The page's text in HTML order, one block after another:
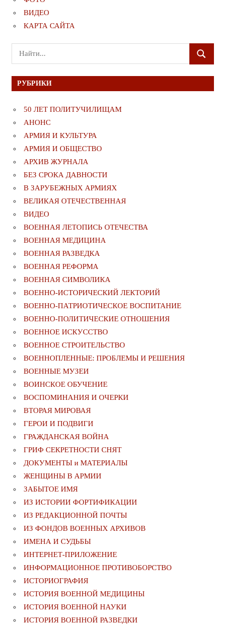
ВИДЕО
КАРТА САЙТА
Поиск
для:
ПОИСК
РУБРИКИ
50 ЛЕТ ПОЛИТУЧИЛИЩАМ
АНОНС
АРМИЯ И КУЛЬТУРА
АРМИЯ И ОБЩЕСТВО
АРХИВ ЖУРНАЛА
БЕЗ СРОКА ДАВНОСТИ
В ЗАРУБЕЖНЫХ АРМИЯХ
ВЕЛИКАЯ ОТЕЧЕСТВЕННАЯ
ВИДЕО
ВОЕННАЯ ЛЕТОПИСЬ ОТЕЧЕСТВА
ВОЕННАЯ МЕДИЦИНА
ВОЕННАЯ РАЗВЕДКА
ВОЕННАЯ РЕФОРМА
ВОЕННАЯ СИМВОЛИКА
ВОЕННО-ИСТОРИЧЕСКИЙ ЛЕКТОРИЙ
ВОЕННО-ПАТРИОТИЧЕСКОЕ ВОСПИТАНИЕ
ВОЕННО-ПОЛИТИЧЕСКИE ОТНОШЕНИЯ
ВОЕННОЕ ИСКУССТВО
ВОЕННОЕ СТРОИТЕЛЬСТВО
ВОЕННОПЛЕННЫЕ: ПРОБЛЕМЫ И РЕШЕНИЯ
ВОЕННЫЕ МУЗЕИ
ВОИНСКОЕ ОБУЧЕНИЕ
ВОСПОМИНАНИЯ И ОЧЕРКИ
ВТОРАЯ МИРОВАЯ
ГЕРОИ И ПОДВИГИ
ГРАЖДАНСКАЯ ВОЙНА
ГРИФ СЕКРЕТНОСТИ СНЯТ
ДОКУМЕНТЫ и МАТЕРИАЛЫ
ЖЕНЩИНЫ В АРМИИ
ЗАБЫТОЕ ИМЯ
ИЗ ИСТОРИИ ФОРТИФИКАЦИИ
ИЗ РЕДАКЦИОННОЙ ПОЧТЫ
ИЗ ФОНДОВ ВОЕННЫХ АРХИВОВ
ИМЕНА И СУДЬБЫ
ИНТЕРНЕТ-ПРИЛОЖЕНИЕ
ИНФОРМАЦИОННОЕ ПРОТИВОБОРСТВО
ИСТОРИОГРАФИЯ
ИСТОРИЯ ВОЕННОЙ МЕДИЦИНЫ
ИСТОРИЯ ВОЕННОЙ НАУКИ
ИСТОРИЯ ВОЕННОЙ РАЗВЕДКИ